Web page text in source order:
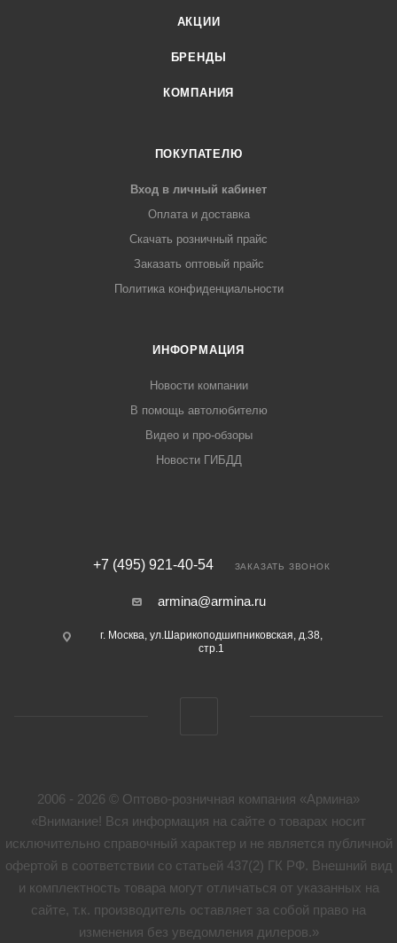
АКЦИИ
БРЕНДЫ
КОМПАНИЯ
ПОКУПАТЕЛЮ
Вход в личный кабинет
Оплата и доставка
Скачать розничный прайс
Заказать оптовый прайс
Политика конфиденциальности
ИНФОРМАЦИЯ
Новости компании
В помощь автолюбителю
Видео и про-обзоры
Новости ГИБДД
+7 (495) 921-40-54 ЗАКАЗАТЬ ЗВОНОК
armina@armina.ru
г. Москва, ул.Шарикоподшипниковская, д.38,
стр.1
2006 - 2026 © Оптово-розничная компания «Армина»
«Внимание! Вся информация на сайте о товарах носит
исключительно справочный характер и не является публичной
офертой в соответствии со статьей 437(2) ГК РФ. Внешний вид
и комплектность товара могут отличаться от указанных на
сайте, т.к. производитель оставляет за собой право на
изменения без уведомления дилеров.»